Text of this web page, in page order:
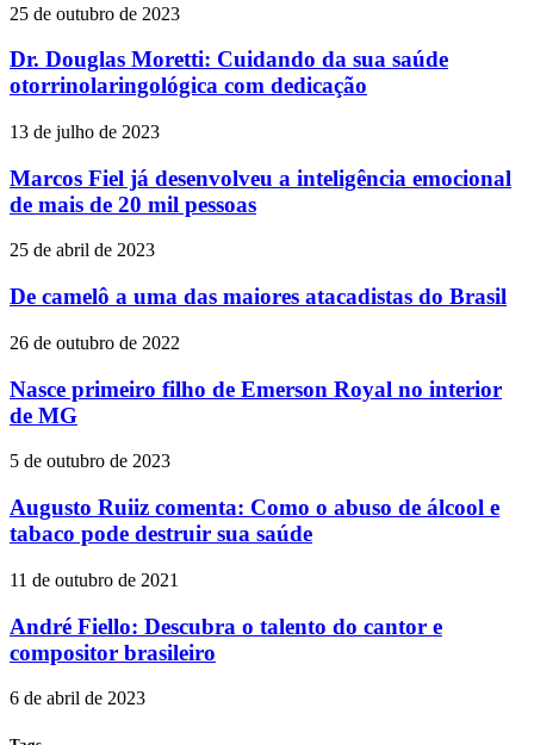
25 de outubro de 2023
Dr. Douglas Moretti: Cuidando da sua saúde
otorrinolaringológica com dedicação
13 de julho de 2023
Marcos Fiel já desenvolveu a inteligência emocional
de mais de 20 mil pessoas
25 de abril de 2023
De camelô a uma das maiores atacadistas do Brasil
26 de outubro de 2022
Nasce primeiro filho de Emerson Royal no interior
de MG
5 de outubro de 2023
Augusto Ruiiz comenta: Como o abuso de álcool e
tabaco pode destruir sua saúde
11 de outubro de 2021
André Fiello: Descubra o talento do cantor e
compositor brasileiro
6 de abril de 2023